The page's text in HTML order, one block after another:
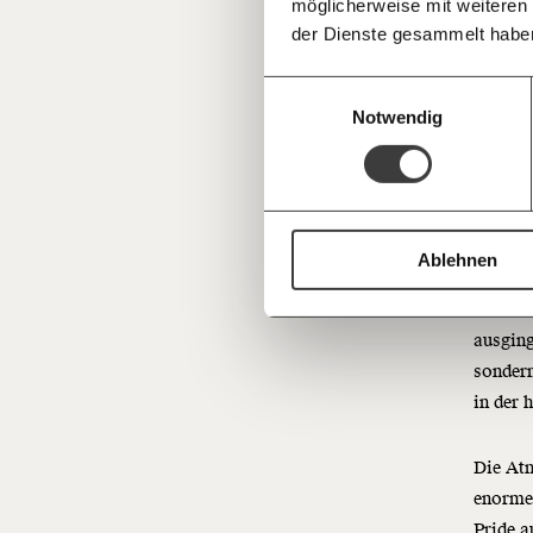
möglicherweise mit
der Dienste gesammelt
Notwendig
Ablehnen
Deine Spende absetzen:Fragen und
war
in der
Die